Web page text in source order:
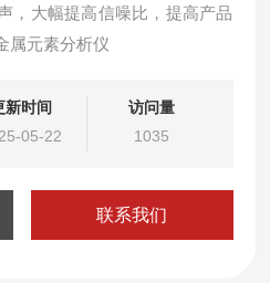
，大幅提高信噪比，提高产品
属元素分析仪
新时间
05-22
访问量
1035
联系我们